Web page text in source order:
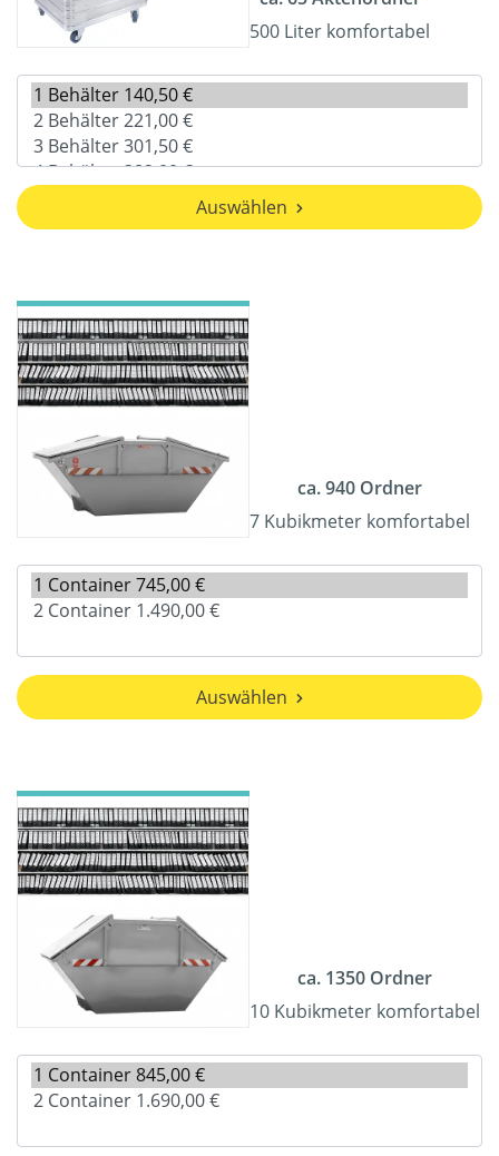
500 Liter komfortabel
Auswählen
ca. 940 Ordner
7 Kubikmeter komfortabel
Auswählen
ca. 1350 Ordner
10 Kubikmeter komfortabel